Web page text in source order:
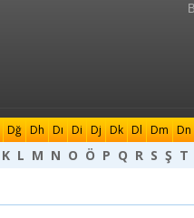
Dğ Dh Dı Di Dj Dk Dl Dm Dn
K L M N O Ö P Q R S Ş T